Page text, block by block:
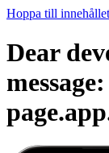
Hoppa till innehållet
Dear
message: